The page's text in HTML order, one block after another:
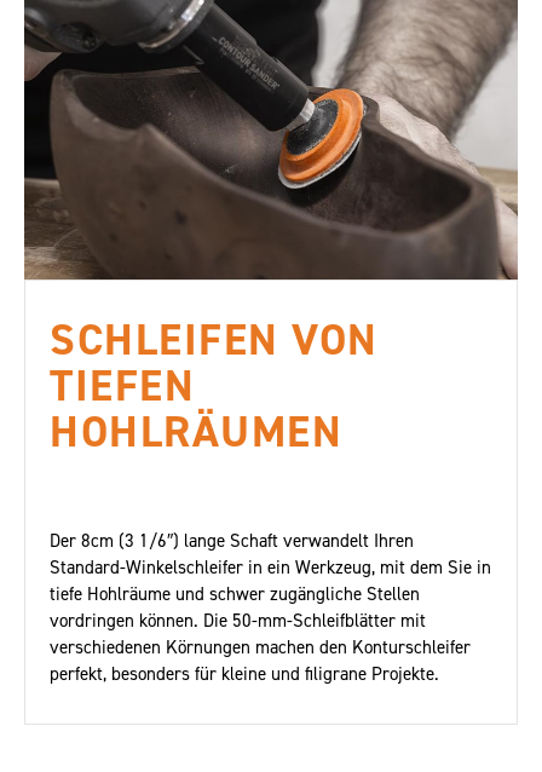
SCHLEIFEN VON
TIEFEN
HOHLRÄUMEN
Der 8cm (3 1/6″) lange Schaft verwandelt Ihren
Standard-Winkelschleifer in ein Werkzeug, mit dem Sie in
tiefe Hohlräume und schwer zugängliche Stellen
vordringen können. Die 50-mm-Schleifblätter mit
verschiedenen Körnungen machen den Konturschleifer
perfekt, besonders für kleine und filigrane Projekte.